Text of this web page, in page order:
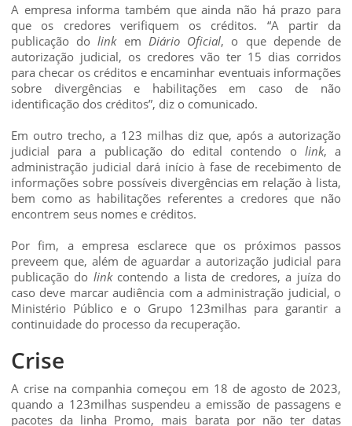
A empresa informa também que ainda não há prazo para
que os credores verifiquem os créditos. “A partir da
publicação dolink em Diário Oficial, o que depende de
autorização judicial, os credores vão ter 15 dias corridos
para checar os créditos e encaminhar eventuais informações
sobre divergências e habilitações em caso de não
identificação dos créditos”, diz o comunicado.
Em outro trecho, a 123 milhas diz que, após a autorização
judicial para a publicação do edital contendo o link, a
administração judicial dará início à fase de recebimento de
informações sobre possíveis divergências em relação à lista,
bem como as habilitações referentes a credores que não
encontrem seus nomes e créditos.
Por fim, a empresa esclarece que os próximos passos
preveem que, além de aguardar a autorização judicial para
publicação do link contendo a lista de credores, a juíza do
caso deve marcar audiência com a administração judicial, o
Ministério Público e o Grupo 123milhas para garantir a
continuidade do processo da recuperação.
Crise
A crise na companhia começou em 18 de agosto de 2023,
quando a 123milhas suspendeu a emissão de passagens e
pacotes da linha Promo, mais barata por não ter datas